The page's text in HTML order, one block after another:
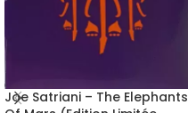
Joe Satriani – The Elephants